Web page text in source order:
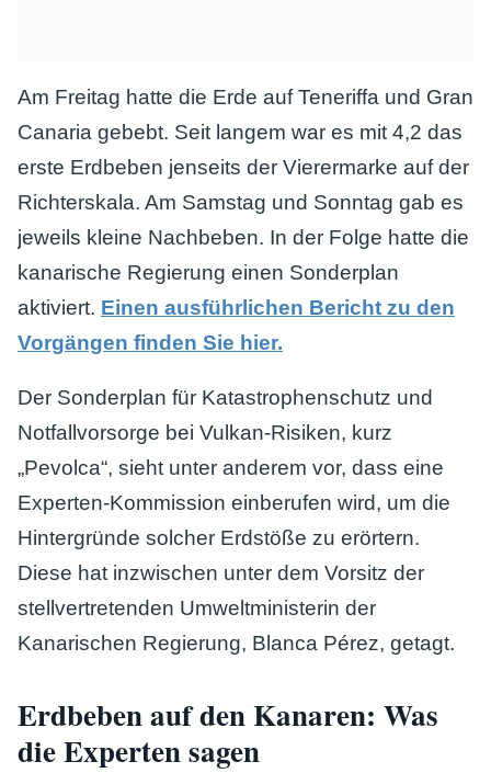
Am Freitag hatte die Erde auf Teneriffa und Gran
Canaria gebebt. Seit langem war es mit 4,2 das
erste Erdbeben jenseits der Vierermarke auf der
Richterskala. Am Samstag und Sonntag gab es
jeweils kleine Nachbeben. In der Folge hatte die
kanarische Regierung einen Sonderplan
aktiviert. Einen ausführlichen Bericht zu den
Vorgängen finden Sie hier.
Der Sonderplan für Katastrophenschutz und
Notfallvorsorge bei Vulkan-Risiken, kurz
„Pevolca“, sieht unter anderem vor, dass eine
Experten-Kommission einberufen wird, um die
Hintergründe solcher Erdstöße zu erörtern.
Diese hat inzwischen unter dem Vorsitz der
stellvertretenden Umweltministerin der
Kanarischen Regierung, Blanca Pérez, getagt.
Erdbeben auf den Kanaren: Was
die Experten sagen